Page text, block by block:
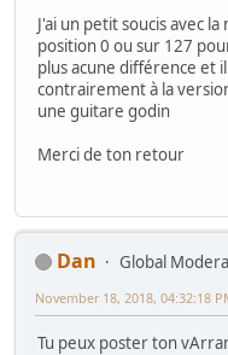
J'ai un petit soucis avec
position 0 ou sur 127
plus acune différence et
contrairement à la
une guitare godin
Merci de ton retour
Dan
Global
November 18, 2018, 04:32:18
Tu peux poster ton